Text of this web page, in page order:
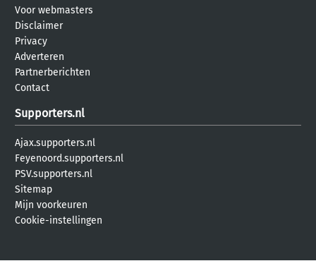
Voor webmasters
Disclaimer
Privacy
Adverteren
Partnerberichten
Contact
Supporters.nl
Ajax.supporters.nl
Feyenoord.supporters.nl
PSV.supporters.nl
Sitemap
Mijn voorkeuren
Cookie-instellingen